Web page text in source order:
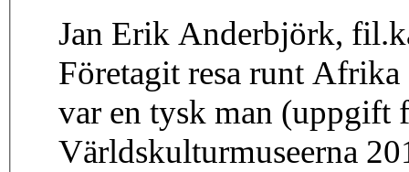
Jan Erik Anderbjörk,
Företagit resa runt
var en tysk man (uppgift
Världskulturmuseerna